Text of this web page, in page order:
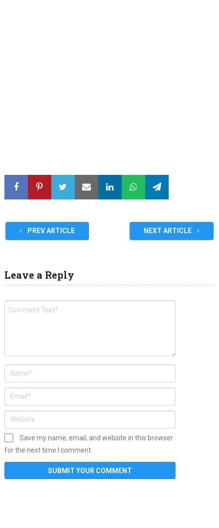
PREV ARTICLE NEXT ARTICLE
Leave a Reply
Save my name, email, and website in this browser
for the next time I comment.